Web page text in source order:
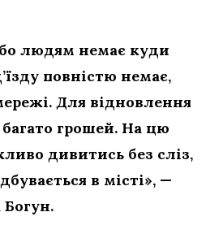
бо людям немає куди
повністю немає,
Для відновлення
грошей. На цю
дивитись без сліз,
в місті», —